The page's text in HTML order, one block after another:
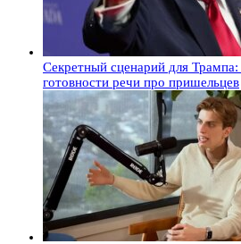
Секретный сценарий для Трампа:
готовности речи про пришельцев